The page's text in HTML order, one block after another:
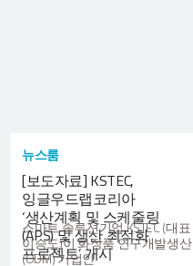
인보이스, 영수증, 계약서,
비정형 문서에서 핵심 데이터를
스스로 찾아내고 분류 및
추출할 수 있어, 기업의 수작업
부담을 줄이고 업무 효율을
극대화한다. 또한 스마트 IDP는
문서의 분류(classiffication),
뉴스룸
[보도자료] KSTEC,
잉글우드랩코리아
‘생산계획 및 스케줄링
(APS) 및 생산 최적화
프로젝트’ 개시
스마트 솔루션기업 KSTEC (대표
이승도)이 화장품 연구개발생산
(ODM) 기업인